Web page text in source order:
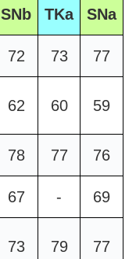
SNb TKa SNa
72 73 77
62 60 59
78 77 76
67 - 69
73 79 77